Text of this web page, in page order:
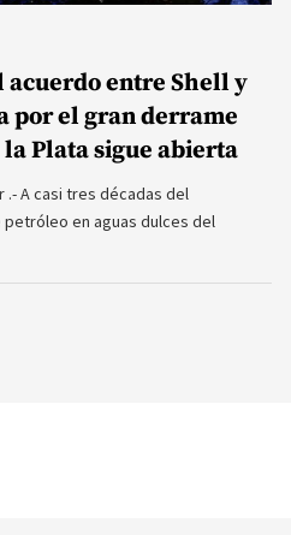
acuerdo entre Shell y
por el gran derrame
Plata sigue abierta
.- A casi tres décadas del
en aguas dulces del